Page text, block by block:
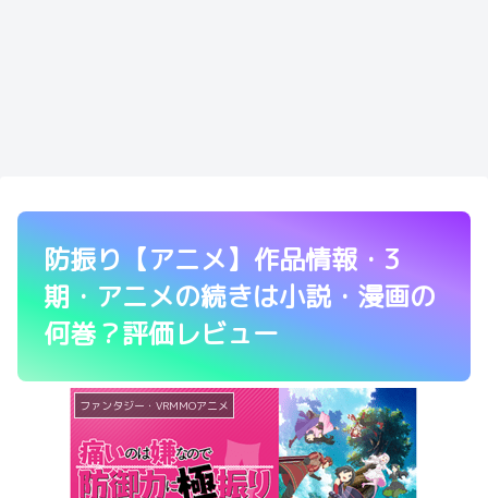
防振り【アニメ】作品情報・3
期・アニメの続きは小説・漫画の
何巻？評価レビュー
ファンタジー・VRMMOアニメ